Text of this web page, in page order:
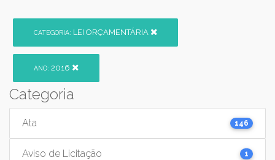
CATEGORIA: LEI ORÇAMENTÁRIA
ANO: 2016
Categoria
Ata 146
Aviso de Licitação 1